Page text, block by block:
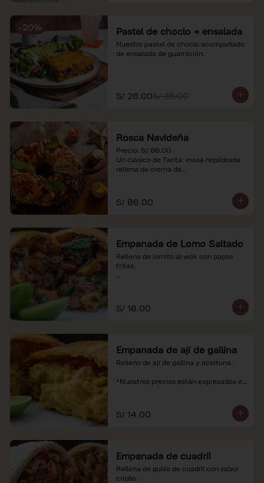
-20% Pastel de choclo + ensalada
Nuestro pastel de choclo acompañado
de ensalada de guarnición.
S/ 28.00S/ 35.00
Rosca Navideña
Precio: S/ 86.00
Un clásico de Tanta: masa hojaldrada
rellena de crema de
*Nuestros precios están expresados en
soles e incluyen impuestos de ley y
S/ 86.00
Empanada de Lomo Saltado
Rellena de lomito al wok con papas
fritas.
S/ 16.00
Empanada de ají de gallina
Relleno de ají de gallina y aceituna.
*Nuestros precios están expresados en
S/ 14.00
Empanada de cuadril
Rellena de guiso de cuadril con sabor
criollo.